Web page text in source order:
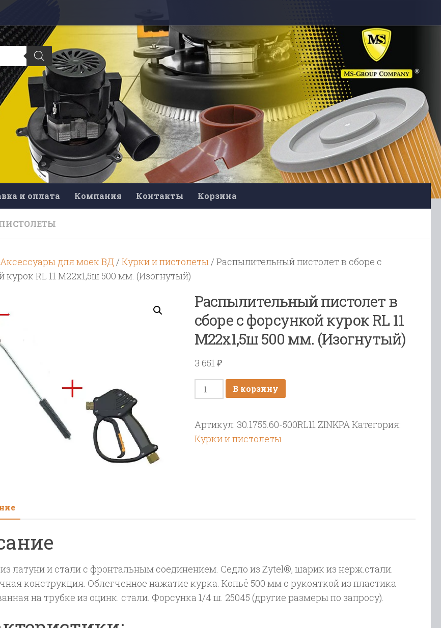
и оплата Компания Контакты Корзина
Аксессуары для моек ВД / Курки и пистолеты / Распылительный пистолет в сборе с
курок RL 11 М22х1,5ш 500 мм. (Изогнутый)
Распылительный пистолет в
сборе с форсункой курок RL 11
М22х1,5ш 500 мм. (Изогнутый)
3 651₽
Количество
товара
пистолет
в
мм.
(Изогнутый)
В корзину
Артикул: 30.1755.60-500RL11 ZINKPA Категория:
Курки и пистолеты
латуни и стали с фронтальным соединением. Седло из Zytel®, шарик из нерж.стали.
конструкция. Облегченное нажатие курка. Копьё 500 мм с рукояткой из пластика
на трубке из оцинк. стали. Форсунка 1/4 ш. 25045 (другие размеры по запросу).